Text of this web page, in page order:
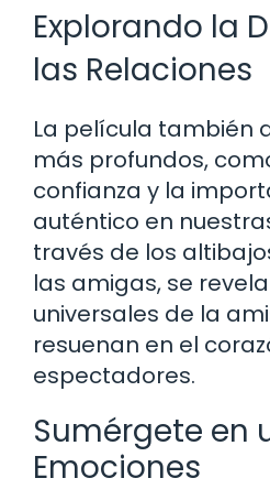
Explorando la
las Relaciones
La película también
más profundos,
confianza y la
auténtico en
través de los
las amigas, se
universales de la
resuenan en el
espectadores.
Sumérgete en
Emociones